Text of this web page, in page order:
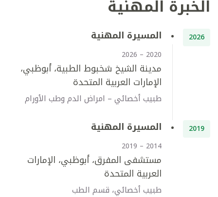
الخبرة المهنية
2026 المسيرة المهنية
2020 – 2026
مدينة الشيخ شخبوط الطبية، أبوظبي،
الإمارات العربية المتحدة
طبيب أخصائي – امراض الدم وطب الأورام
2019 المسيرة المهنية
2014 – 2019
مستشفى المفرق، أبوظبي، الإمارات
العربية المتحدة
طبيب أخصائي، قسم الطب